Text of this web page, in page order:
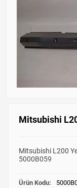
Mitsubishi
Mitsubishi L200
5000B059
Ürün Kodu: